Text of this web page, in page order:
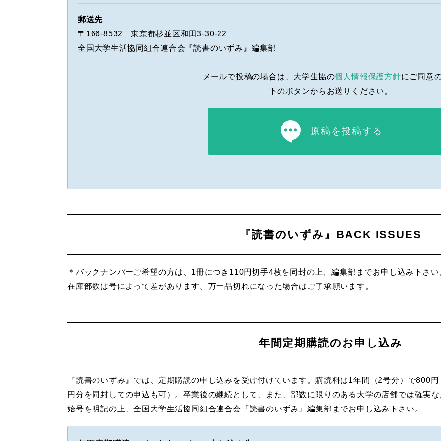
郵送先
〒166-8532 東京都杉並区和田3-30-22
全国大学生活協同組合連合会『読書のいずみ』編集部
メールで投稿の場合は、大学生協の個人情報保護方針にご同意
下のボタンからお送りください。
原稿を投稿する
『読書のいずみ』BACK ISSUES
＊バックナンバーご希望の方は、1冊につき110円切手4枚を同封の上、編集部までお申し込み下さい
在庫部数は号によって差があります。万一品切れになった場合はご了承願います。
年間定期購読のお申し込み
『読書のいずみ』では、定期購読の申し込みを受け付けています。購読料は1年間（2号分）で800
円分を同封しての申込も可）。卒業後の継続として、また、部数に限りのある大学の店舗では確実
始号を明記の上、全国大学生活協同組合連合会『読書のいずみ』編集部までお申し込み下さい。